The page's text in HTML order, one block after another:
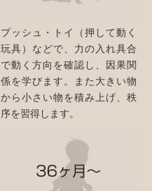
プッシュ・トイ（押して動く
玩具）などで、力の入れ具合
で動く方向を確認し、因果関
係を学びます。また大きい物
から小さい物を積み上げ、秩
序を習得します。